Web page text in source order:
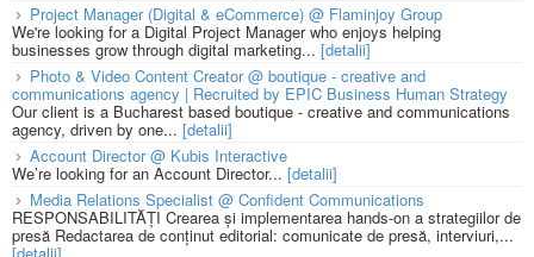
Project Manager (Digital & eCommerce) @ Flaminjoy Group
We're looking for a Digital Project Manager who enjoys helping
businesses grow through digital marketing... [detalii]
Photo & Video Content Creator @ boutique - creative and
communications agency | Recruited by EPIC Business Human Strategy
Our client is a Bucharest based boutique - creative and communications
agency, driven by one... [detalii]
Account Director @ Kubis Interactive
We’re looking for an Account Director... [detalii]
Media Relations Specialist @ Confident Communications
RESPONSABILITĂȚI Crearea și implementarea hands-on a strategiilor de
presă Redactarea de conținut editorial: comunicate de presă, interviuri,...